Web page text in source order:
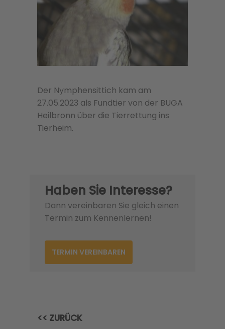
Der Nymphensittich kam am
27.05.2023 als Fundtier von der BUGA
Heilbronn über die Tierrettung ins
Tierheim.
Haben Sie Interesse?
Dann vereinbaren Sie gleich einen
Termin zum Kennenlernen!
TERMIN VEREINBAREN
<< ZURÜCK